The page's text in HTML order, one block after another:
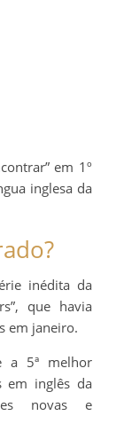
em 1º
inglesa da
inédita da
que havia
em janeiro.
a 5ª melhor
em inglês da
novas e